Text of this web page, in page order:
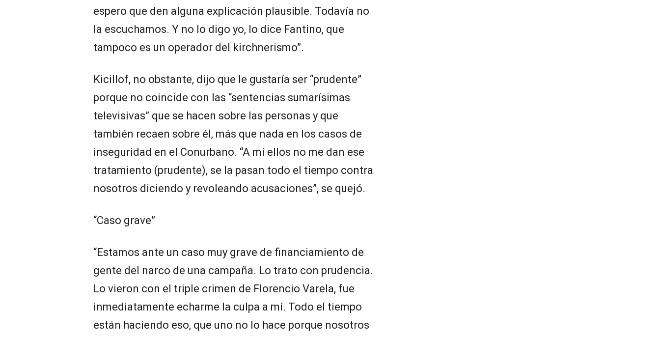
espero que den alguna explicación plausible. Todavía no
la escuchamos. Y no lo digo yo, lo dice Fantino, que
tampoco es un operador del kirchnerismo”.
Kicillof, no obstante, dijo que le gustaría ser “prudente”
porque no coincide con las “sentencias sumarísimas
televisivas” que se hacen sobre las personas y que
también recaen sobre él, más que nada en los casos de
inseguridad en el Conurbano. “A mí ellos no me dan ese
tratamiento (prudente), se la pasan todo el tiempo contra
nosotros diciendo y revoleando acusaciones”, se quejó.
“Caso grave”
“Estamos ante un caso muy grave de financiamiento de
gente del narco de una campaña. Lo trato con prudencia.
Lo vieron con el triple crimen de Florencio Varela, fue
inmediatamente echarme la culpa a mí. Todo el tiempo
están haciendo eso, que uno no lo hace porque nosotros